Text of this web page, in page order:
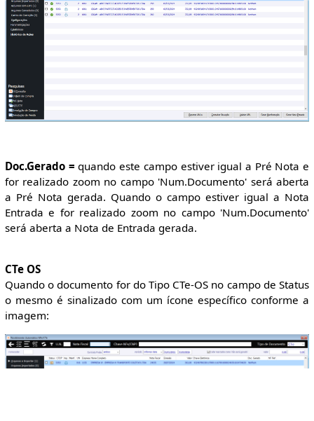
Doc.Gerado = quando este campo estiver igual a Pré Nota e
for realizado zoom no campo 'Num.Documento' será aberta
a Pré Nota gerada. Quando o campo estiver igual a Nota
Entrada e for realizado zoom no campo 'Num.Documento'
será aberta a Nota de Entrada gerada.
CTe OS
Quando o documento for do Tipo CTe-OS no campo de Status
o mesmo é sinalizado com um ícone específico conforme a
imagem: